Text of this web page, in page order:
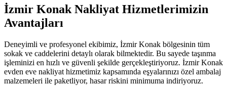
İzmir Konak Nakliyat Hizmetlerimizin
Avantajları
Deneyimli ve profesyonel ekibimiz, İzmir Konak bölgesinin tüm
sokak ve caddelerini detaylı olarak bilmektedir. Bu sayede taşınma
işleminizi en hızlı ve güvenli şekilde gerçekleştiriyoruz. İzmir Konak
evden eve nakliyat hizmetimiz kapsamında eşyalarınızı özel ambalaj
malzemeleri ile paketliyor, hasar riskini minimuma indiriyoruz.